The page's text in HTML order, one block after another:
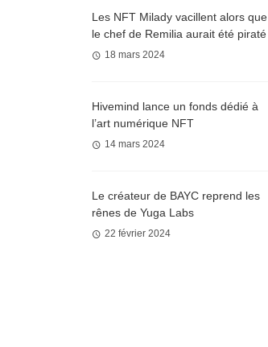
Les NFT Milady vacillent alors que
le chef de Remilia aurait été piraté
18 mars 2024
Hivemind lance un fonds dédié à
l’art numérique NFT
14 mars 2024
Le créateur de BAYC reprend les
rênes de Yuga Labs
22 février 2024